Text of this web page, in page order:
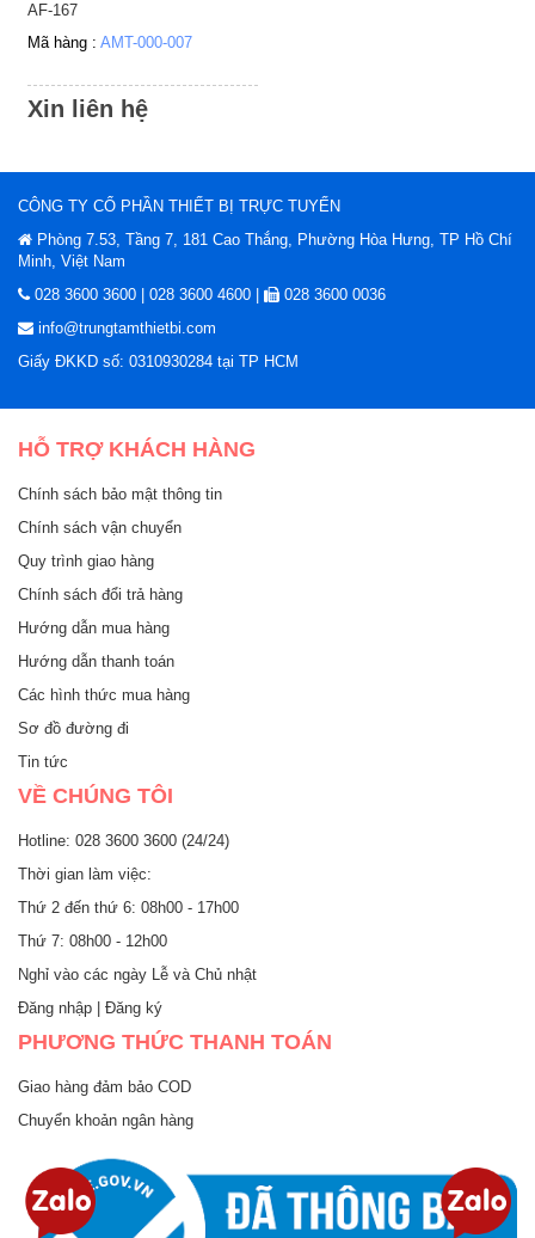
AF-167
Mã hàng :AMT-000-007
Xin liên hệ
CÔNG TY CỔ PHẦN THIẾT BỊ TRỰC TUYẾN
Phòng 7.53, Tầng 7, 181 Cao Thắng, Phường Hòa Hưng, TP Hồ Chí
Minh, Việt Nam
028 3600 3600 | 028 3600 4600 |
028 3600 0036
info@trungtamthietbi.com
Giấy ĐKKD số: 0310930284 tại TP HCM
HỖ TRỢ KHÁCH HÀNG
Chính sách bảo mật thông tin
Chính sách vận chuyển
Quy trình giao hàng
Chính sách đổi trả hàng
Hướng dẫn mua hàng
Hướng dẫn thanh toán
Các hình thức mua hàng
Sơ đồ đường đi
Tin tức
VỀ CHÚNG TÔI
Hotline: 028 3600 3600 (24/24)
Thời gian làm việc:
Thứ 2 đến thứ 6: 08h00 - 17h00
Thứ 7: 08h00 - 12h00
Nghỉ vào các ngày Lễ và Chủ nhật
Đăng nhập
Đăng ký
PHƯƠNG THỨC THANH TOÁN
Giao hàng đảm bảo COD
Chuyển khoản ngân hàng